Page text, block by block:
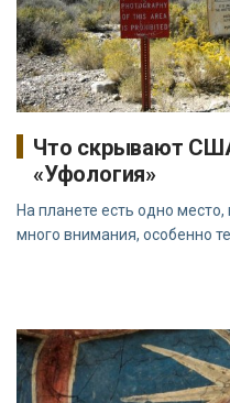
Что скрывают
«Уфология»
На планете есть одно
много внимания, особенно